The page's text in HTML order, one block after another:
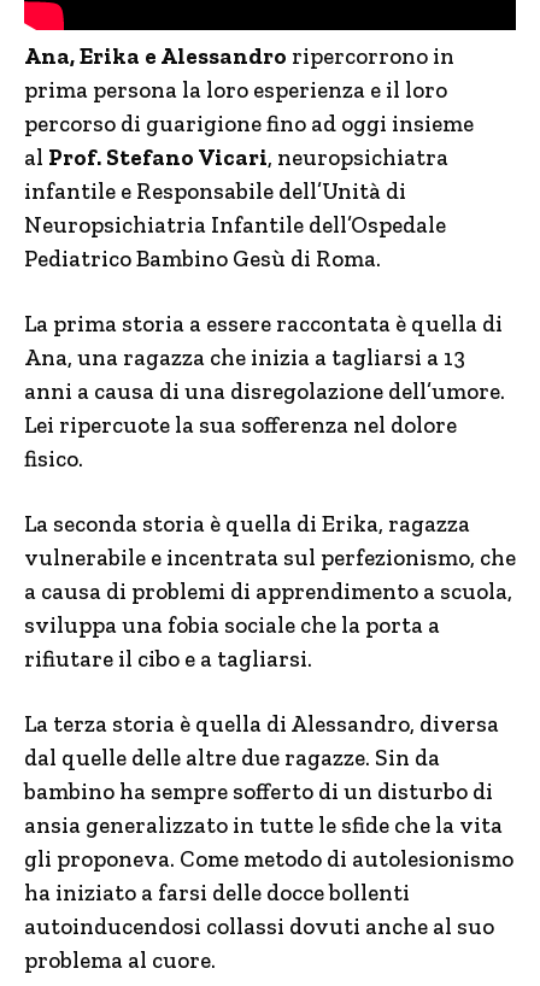
Ana, Erika e Alessandro ripercorrono in
prima persona la loro esperienza e il loro
percorso di guarigione fino ad oggi insieme
al Prof. Stefano Vicari, neuropsichiatra
infantile e Responsabile dell’Unità di
Neuropsichiatria Infantile dell’Ospedale
Pediatrico Bambino Gesù di Roma.
La prima storia a essere raccontata è quella di
Ana, una ragazza che inizia a tagliarsi a 13
anni a causa di una disregolazione dell’umore.
Lei ripercuote la sua sofferenza nel dolore
fisico.
La seconda storia è quella di Erika, ragazza
vulnerabile e incentrata sul perfezionismo, che
a causa di problemi di apprendimento a scuola,
sviluppa una fobia sociale che la porta a
rifiutare il cibo e a tagliarsi.
La terza storia è quella di Alessandro, diversa
dal quelle delle altre due ragazze. Sin da
bambino ha sempre sofferto di un disturbo di
ansia generalizzato in tutte le sfide che la vita
gli proponeva. Come metodo di autolesionismo
ha iniziato a farsi delle docce bollenti
autoinducendosi collassi dovuti anche al suo
problema al cuore.